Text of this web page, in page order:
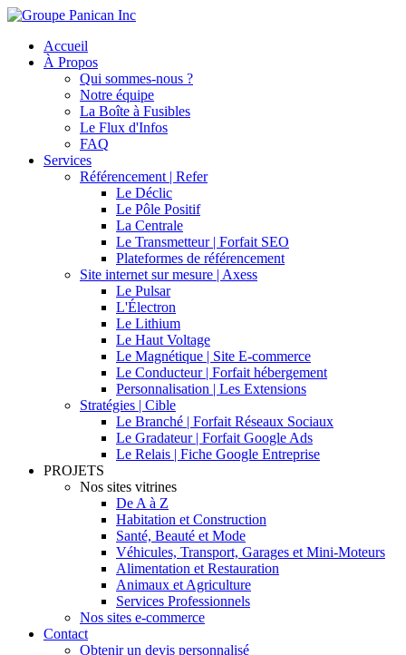
Accueil
À Propos
Qui sommes-nous ?
Notre équipe
La Boîte à Fusibles
Le Flux d'Infos
FAQ
Services
Référencement | Refer
Le Déclic
Le Pôle Positif
La Centrale
Le Transmetteur | Forfait SEO
Plateformes de référencement
Site internet sur mesure | Axess
Le Pulsar
L'Électron
Le Lithium
Le Haut Voltage
Le Magnétique | Site E-commerce
Le Conducteur | Forfait hébergement
Personnalisation | Les Extensions
Stratégies | Cible
Le Branché | Forfait Réseaux Sociaux
Le Gradateur | Forfait Google Ads
Le Relais | Fiche Google Entreprise
PROJETS
Nos sites vitrines
De A à Z
Habitation et Construction
Santé, Beauté et Mode
Véhicules, Transport, Garages et Mini-Moteurs
Alimentation et Restauration
Animaux et Agriculture
Services Professionnels
Nos sites e-commerce
Contact
Obtenir un devis personnalisé